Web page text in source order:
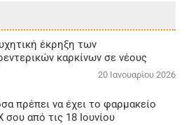
έκρηξη των
καρκίνων σε νέους
20 Ιανουαρίου 2026
πρέπει να έχει το φαρμακείο
σου από τις 18 Ιουνίου